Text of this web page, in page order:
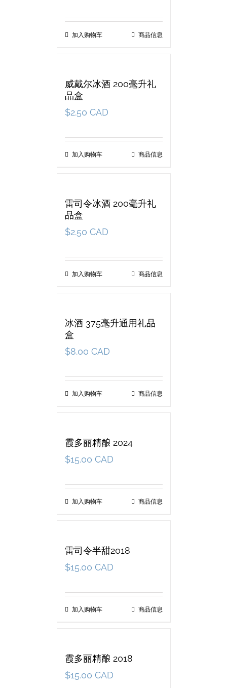
加入购物车 商品信息
威戴尔冰酒 200毫升礼
品盒
$2.50 CAD
加入购物车 商品信息
雷司令冰酒 200毫升礼
品盒
$2.50 CAD
加入购物车 商品信息
冰酒 375毫升通用礼品
盒
$8.00 CAD
加入购物车 商品信息
霞多丽精酿 2024
$15.00 CAD
加入购物车 商品信息
雷司令半甜2018
$15.00 CAD
加入购物车 商品信息
霞多丽精酿 2018
$15.00 CAD